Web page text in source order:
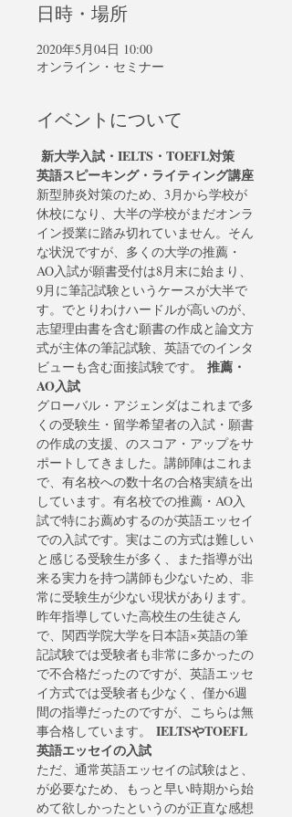
日時・場所
2020年5月04日 10:00
オンライン・セミナー
イベントについて
新大学入試・IELTS・TOEFL対策
英語スピーキング・ライティング講座
新型肺炎対策のため、3月から学校が
休校になり、大半の学校がまだオンラ
イン授業に踏み切れていません。そん
な状況ですが、多くの大学の推薦・
AO入試が願書受付は8月末に始まり、
9月に筆記試験というケースが大半で
す。 でとりわけハードルが高いのが、
志望理由書を含む願書の作成と論文方
式が主体の筆記試験、英語でのインタ
ビューも含む面接試験です。 推薦・
AO入試
グローバル・アジェンダはこれまで多
くの受験生・留学希望者の入試・願書
の作成の支援、 のスコア・アップをサ
ポートしてきました。講師陣はこれま
で、有名校への数十名の合格実績を出
しています。有名校での推薦・AO入
試で特にお薦めするのが英語エッセイ
での入試です。実はこの方式は難しい
と感じる受験生が多く、また指導が出
来る実力を持つ講師も少ないため、非
常に受験生が少ない現状があります。
昨年指導していた高校生の生徒さん
で、関西学院大学を日本語×英語の筆
記試験では受験者も非常に多かったの
で不合格だったのですが、英語エッセ
イ方式では受験者も少なく、僅か6週
間の指導だったのですが、こちらは無
事合格しています。 IELTSやTOEFL
英語エッセイの入試
ただ、通常英語エッセイの試験はと 、
が必要なため、もっと早い時期から始
めて欲しかったというのが正直な感想